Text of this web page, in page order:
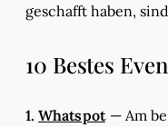
geschafft haben,
10 Bestes
1. Whatspot — Am